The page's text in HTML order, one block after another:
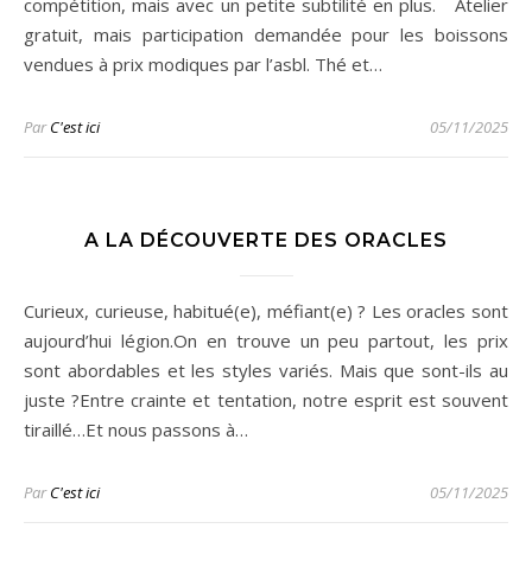
compétition, mais avec un petite subtilité en plus. Atelier
gratuit, mais participation demandée pour les boissons
vendues à prix modiques par l’asbl. Thé et…
ParC'est ici 05/11/2025
A LA DÉCOUVERTE DES ORACLES
Curieux, curieuse, habitué(e), méfiant(e) ? Les oracles sont
aujourd’hui légion.On en trouve un peu partout, les prix
sont abordables et les styles variés. Mais que sont-ils au
juste ?Entre crainte et tentation, notre esprit est souvent
tiraillé…Et nous passons à…
ParC'est ici 05/11/2025